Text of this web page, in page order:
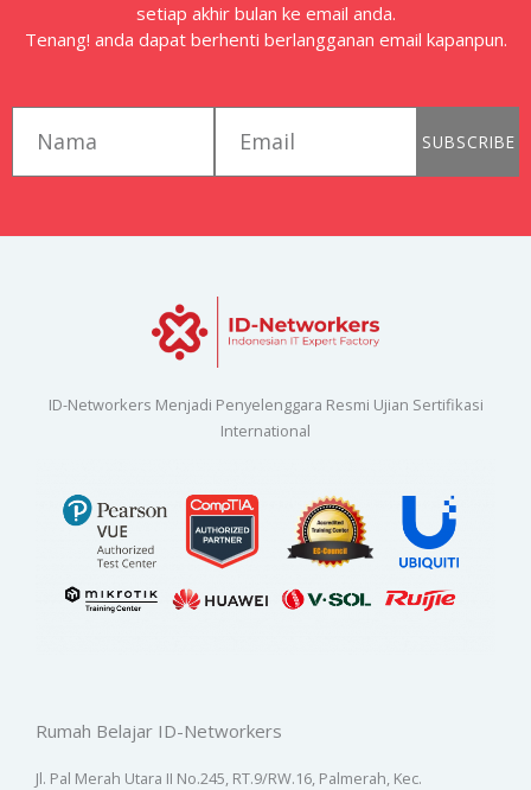
setiap akhir bulan ke email anda.
Tenang! anda dapat berhenti berlangganan email kapanpun.
SUBSCRIBE
ID-Networkers Menjadi Penyelenggara Resmi Ujian Sertifikasi
International
Rumah Belajar ID-Networkers
Jl. Pal Merah Utara II No.245, RT.9/RW.16, Palmerah, Kec.